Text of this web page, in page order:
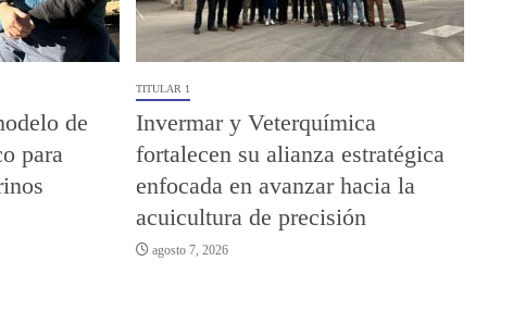
de
para
TITULAR 1
Invermar y Veterquímica
fortalecen su alianza estratégica
enfocada en avanzar hacia la
acuicultura de precisión
agosto 7, 2026